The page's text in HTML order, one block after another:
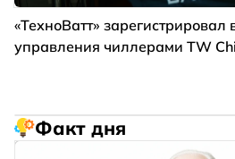
«ТехноВатт»
управления чиллерами TW
Факт дня